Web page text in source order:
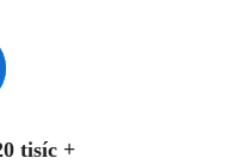
tisíc +